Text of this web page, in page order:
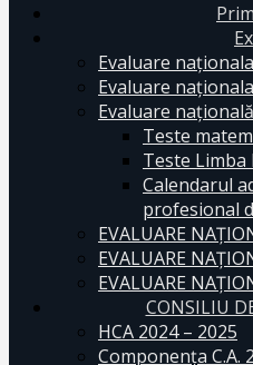
Evaluare
Evaluare
Evaluare
Teste
Teste Limba
Calendarul
profesional
EVALUARE
EVALUARE
EVALUARE
CONSILIU
HCA 2024 – 2025
Componența C.A.